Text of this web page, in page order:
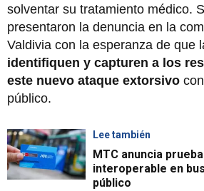
solventar su tratamiento médico.
presentaron la denuncia en la
Valdivia con la esperanza de que
identifiquen y capturen a los
este nuevo ataque extorsivo
público.
Lee también
MTC anuncia
interoperable en
público